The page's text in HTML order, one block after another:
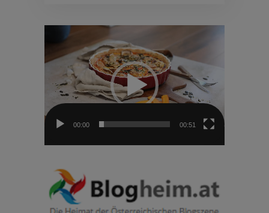
Video-
00:00 00:51